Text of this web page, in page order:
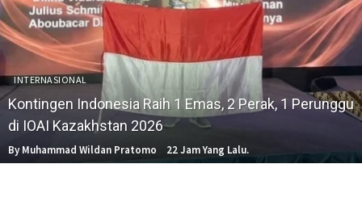
INTERNASIONAL
Kontingen Indonesia Raih 1 Emas, 2 Perak, 1 Perunggu
di IOAI Kazakhstan 2026
By Muhammad Wildan Pratomo 22 Jam Yang Lalu.